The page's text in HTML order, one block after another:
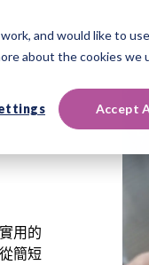
and would like to
about the cookies we
Accept
活動與資源
用的
簡短